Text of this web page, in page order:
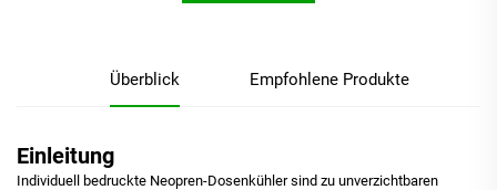
Überblick Empfohlene Produkte
Einleitung
Individuell bedruckte Neopren-Dosenkühler sind zu unverzichtbaren